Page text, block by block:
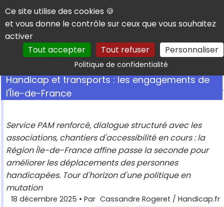
Panneau de gestion des cookies
Ce site utilise des cookies 🍪
et vous donne le contrôle sur ceux que vous souhaitez
activer
Tout accepter
Tout refuser Personnaliser
Politique de confidentialitéRechercher
Handicap et transports : les engagements de
l'Île-de-France
Service PAM renforcé, dialogue structuré avec les
associations, chantiers d'accessibilité en cours : la
Région Île-de-France affine passe la seconde pour
améliorer les déplacements des personnes
handicapées. Tour d'horizon d'une politique en
mutation
18 décembre 2025 • Par Cassandre Rogeret / Handicap.fr